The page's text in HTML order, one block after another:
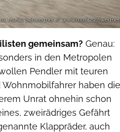
Moritz Schwertner //
gemeinsam? Genau:
in den Metropolen
Pendler mit teuren
haben die
Unrat ohnehin schon
zweirädriges Gefährt
Klappräder, auch